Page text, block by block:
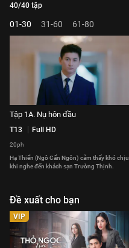
40/40 tập
01-30 31-60 61-80
Tập 1A. Nụ hôn đầu
T13 Full HD
20ph
Hạ Thiển (Ngô Cẩn Ngôn) cảm thấy khó chịu
khi nghe đến khách sạn Trường Thịnh.
Đề xuất cho bạn
VIP